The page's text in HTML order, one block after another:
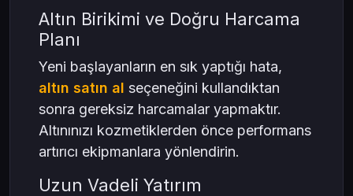
Altın Birikimi ve Doğru Harcama
Planı
Yeni başlayanların en sık yaptığı hata,
altın satın al seçeneğini kullandıktan
sonra gereksiz harcamalar yapmaktır.
Altınınızı kozmetiklerden önce performans
artırıcı ekipmanlara yönlendirin.
Uzun Vadeli Yatırım